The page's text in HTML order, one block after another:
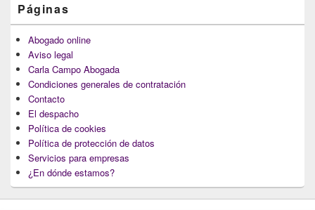
Páginas
Abogado online
Aviso legal
Carla Campo Abogada
Condiciones generales de contratación
Contacto
El despacho
Política de cookies
Política de protección de datos
Servicios para empresas
¿En dónde estamos?